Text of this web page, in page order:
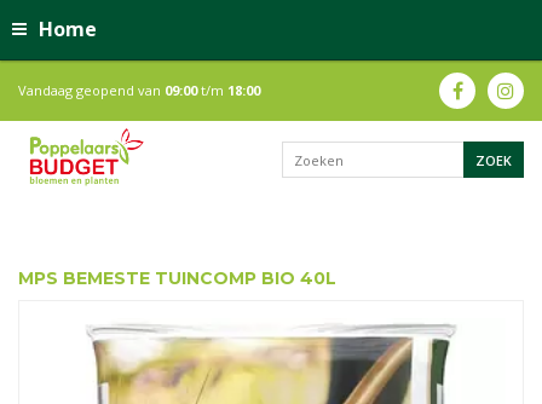
Home
Vandaag geopend van 09:00t/m 18:00
MPS BEMESTE TUINCOMP BIO 40L